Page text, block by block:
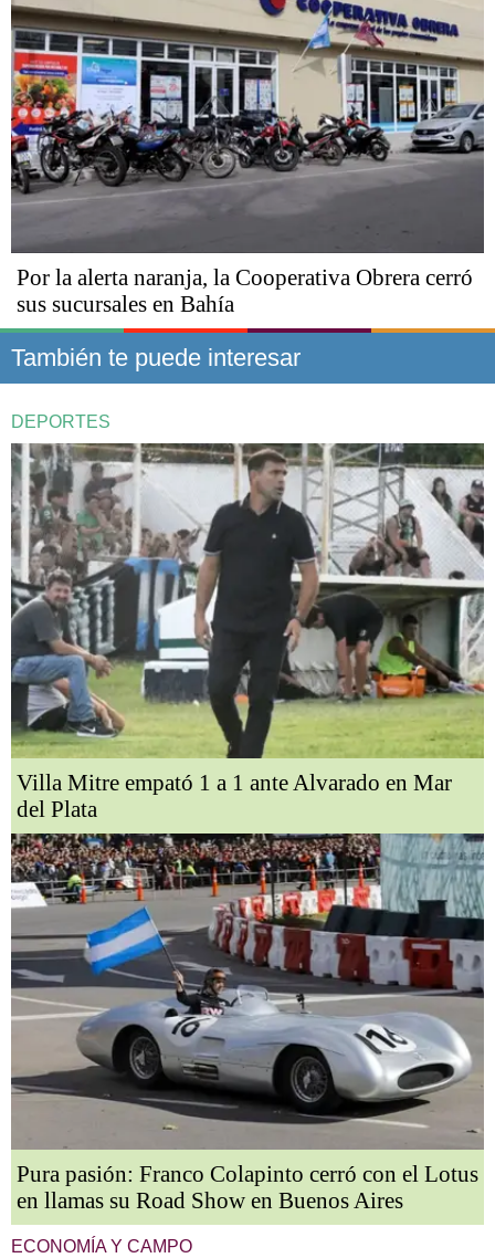
Por la alerta naranja, la Cooperativa Obrera cerró
sus sucursales en Bahía
También te puede interesar
DEPORTES
Villa Mitre empató 1 a 1 ante Alvarado en Mar
del Plata
Pura pasión: Franco Colapinto cerró con el Lotus
en llamas su Road Show en Buenos Aires
ECONOMÍA Y CAMPO